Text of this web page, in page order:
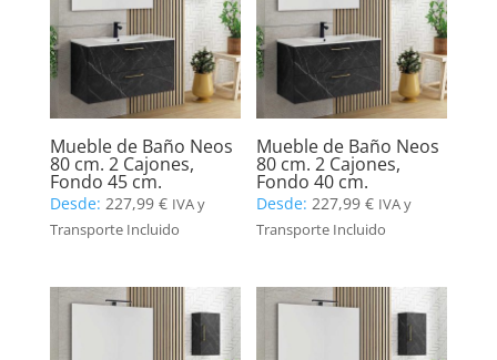
Mueble de Baño Neos
80 cm. 2 Cajones,
Fondo 45 cm.
Desde: 227,99 € IVA y
Transporte Incluido
Mueble de Baño Neos
80 cm. 2 Cajones,
Fondo 40 cm.
Desde:227,99€ IVA y
Transporte Incluido